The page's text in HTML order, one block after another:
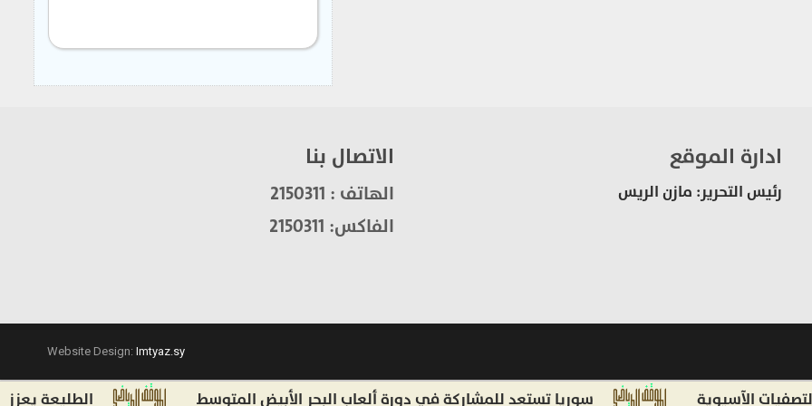
ادارة الموقع
رئيس التحرير: مازن الريس
الاتصال بنا
الهاتف : 2150311
الفاكس: 2150311
Website Design: Imtyaz.sy
الآسيوية سوريا تستعد للمشاركة في دورة ألعاب البحر الأبيض المتوسط الطليعة يعزز